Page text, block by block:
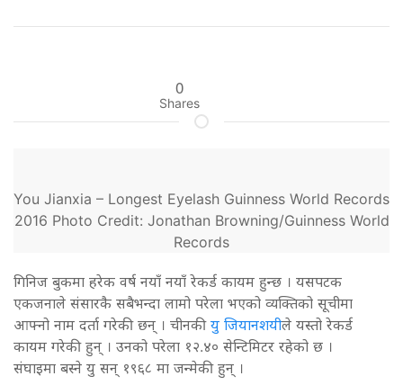
0
Shares
You Jianxia – Longest Eyelash Guinness World Records
2016 Photo Credit: Jonathan Browning/Guinness World
Records
गिनिज बुकमा हरेक वर्ष नयाँ नयाँ रेकर्ड कायम हुन्छ । यसपटक
एकजनाले संसारकै सबैभन्दा लामो परेला भएको व्यक्तिको सूचीमा
आफ्नो नाम दर्ता गरेकी छन् । चीनकी यु जियानशयीले यस्तो रेकर्ड
कायम गरेकी हुन् । उनको परेला १२.४० सेन्टिमिटर रहेको छ ।
संघाइमा बस्ने यु सन् १९६८ मा जन्मेकी हुन् ।